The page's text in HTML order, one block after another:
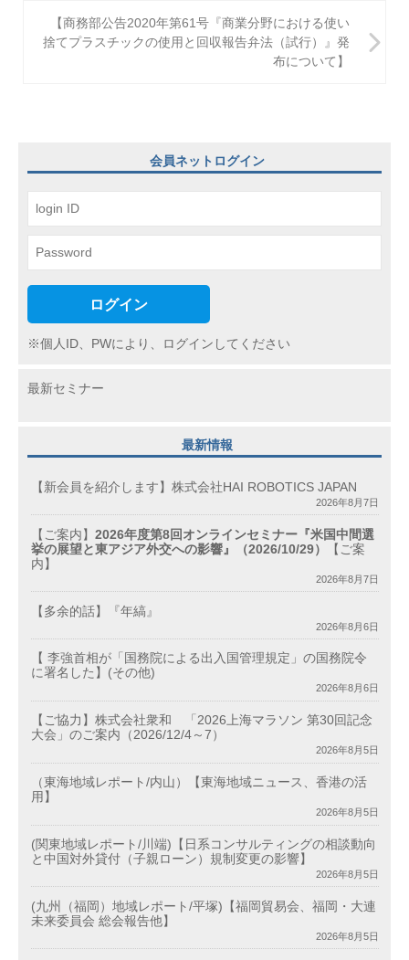
ン
【商務部公告2020年第61号『商業分野における使い
捨てプラスチックの使用と回収報告弁法（試行）』発
布について】
会員ネットログイン
ログイン
※個人ID、PWにより、ログインしてください
最新セミナー
最新情報
【新会員を紹介します】株式会社HAI ROBOTICS JAPAN
2026年8月7日
【ご案内】 2026年度第8回オンラインセミナー『米国中間選
挙の展望と東アジア外交への影響』（2026/10/29）
【ご案
内】
2026年8月7日
【多余的話】『年縞』
2026年8月6日
【 李強首相が「国務院による出入国管理規定」の国務院令
に署名した】(その他)
2026年8月6日
【ご協力】株式会社衆和 「2026上海マラソン 第30回記念
大会」のご案内（2026/12/4～7）
2026年8月5日
（東海地域レポート/内山）【東海地域ニュース、香港の活
用】
2026年8月5日
(関東地域レポート/川端)【日系コンサルティングの相談動向
と中国対外貸付（子親ローン）規制変更の影響】
2026年8月5日
(九州（福岡）地域レポート/平塚)【福岡貿易会、福岡・大連
未来委員会 総会報告他】
2026年8月5日